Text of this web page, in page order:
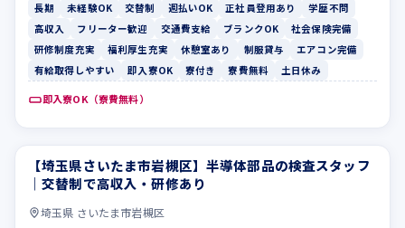
長期 未経験OK 交替制 週払いOK 正社員登用あり
学歴不問
高収入
フリーター歓迎 交通費支給 ブランクOK
社会保険完備
研修制度充実
福利厚生充実 休憩室あり 制服貸与
エアコン完備
有給取得しやすい
即入寮OK 寮付き 寮費無料 土日休み
即入寮OK（寮費無料）
社会保険完備 研修制度充実
【埼玉県さいたま市岩槻区】半導体部品の検査スタッフ
｜交替制で高収入・研修あり
埼玉県 さいたま市岩槻区